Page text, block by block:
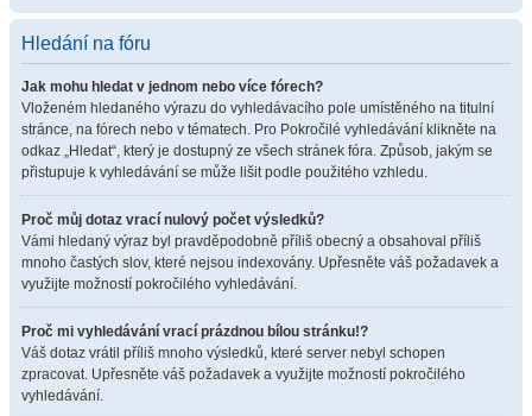
Hledání na fóru
Jak mohu hledat v jednom nebo více fórech?
Vloženém hledaného výrazu do vyhledávacího pole umístěného na titulní
stránce, na fórech nebo v tématech. Pro Pokročilé vyhledávání klikněte na
odkaz „Hledat“, který je dostupný ze všech stránek fóra. Způsob, jakým se
přistupuje k vyhledávání se může lišit podle použitého vzhledu.
Proč můj dotaz vrací nulový počet výsledků?
Vámi hledaný výraz byl pravděpodobně příliš obecný a obsahoval příliš
mnoho častých slov, které nejsou indexovány. Upřesněte váš požadavek a
využijte možností pokročilého vyhledávání.
Proč mi vyhledávání vrací prázdnou bílou stránku!?
Váš dotaz vrátil příliš mnoho výsledků, které server nebyl schopen
zpracovat. Upřesněte váš požadavek a využijte možností pokročilého
vyhledávání.